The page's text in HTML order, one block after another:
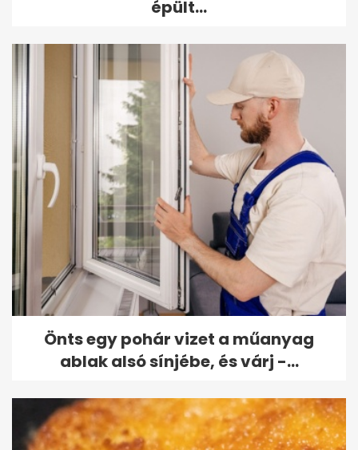
épült...
Önts egy pohár vizet a műanyag
ablak alsó sínjébe, és várj -...